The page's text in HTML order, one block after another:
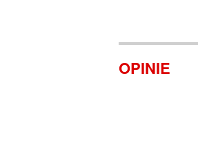
OPINIE